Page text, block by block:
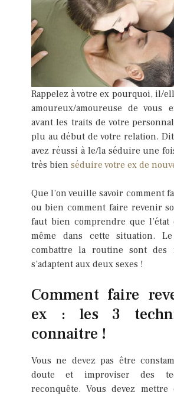
Rappelez à votre ex pourquoi, il/
amoureux/amoureuse de vous
avant les traits de votre
plu au début de votre relation.
avez réussi à le/la séduire une
très bien séduire votre ex de
Que l’on veuille savoir comment
ou bien comment faire revenir
faut bien comprendre que l’état
même dans cette situation. Le
combattre la routine sont des
s’adaptent aux deux sexes !
Comment faire
ex : les 3
connaitre !
Vous ne devez pas être
doute et improviser des
reconquête. Vous devez